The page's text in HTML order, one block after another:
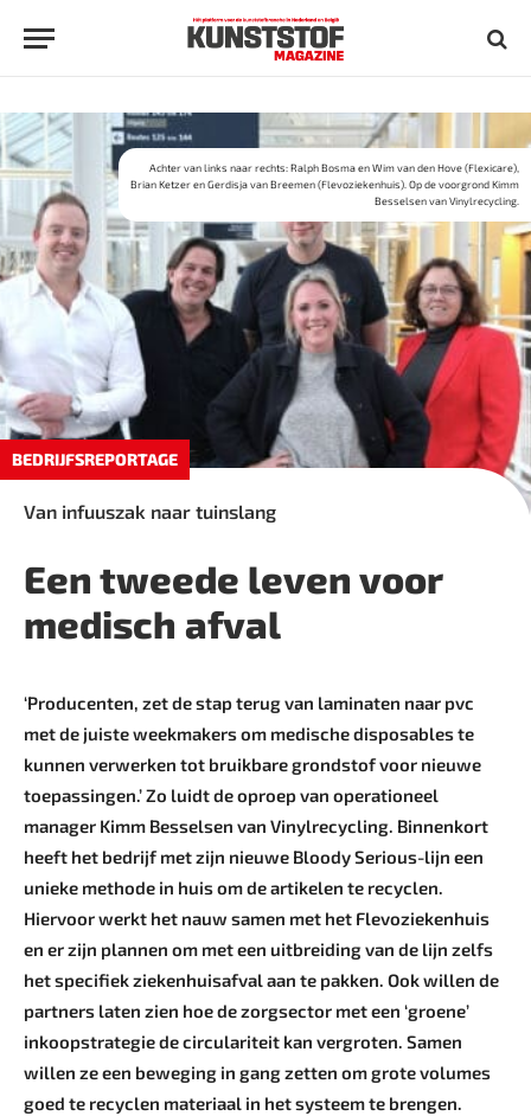
BEDRIJFSREPORTAGE
Achter van links naar rechts: Ralph Bosma en Wim van den Hove (Flexicare),
Brian Ketzer en Gerdisja van Breemen (Flevoziekenhuis). Op de voorgrond Kimm
Besselsen van Vinylrecycling.
Van infuuszak naar tuinslang
Een tweede leven voor
medisch afval
‘Producenten, zet de stap terug van laminaten naar pvc
met de juiste weekmakers om medische ­disposables te
kunnen verwerken tot bruikbare grondstof voor nieuwe
toepassingen.’ Zo luidt de oproep van ­operationeel
manager Kimm Besselsen van Vinylrecycling. Binnenkort
heeft het bedrijf met zijn nieuwe Bloody Serious-lijn een
unieke methode in huis om de artikelen te recyclen.
Hiervoor werkt het nauw samen met het Flevoziekenhuis
en er zijn plannen om met een uitbreiding van de lijn zelfs
het specifiek ziekenhuisafval aan te pakken. Ook willen de
partners laten zien hoe de zorgsector met een ‘groene’
inkoopstrategie de circulariteit kan vergroten. Samen
willen ze een beweging in gang zetten om grote volumes
goed te recyclen materiaal in het systeem te brengen.